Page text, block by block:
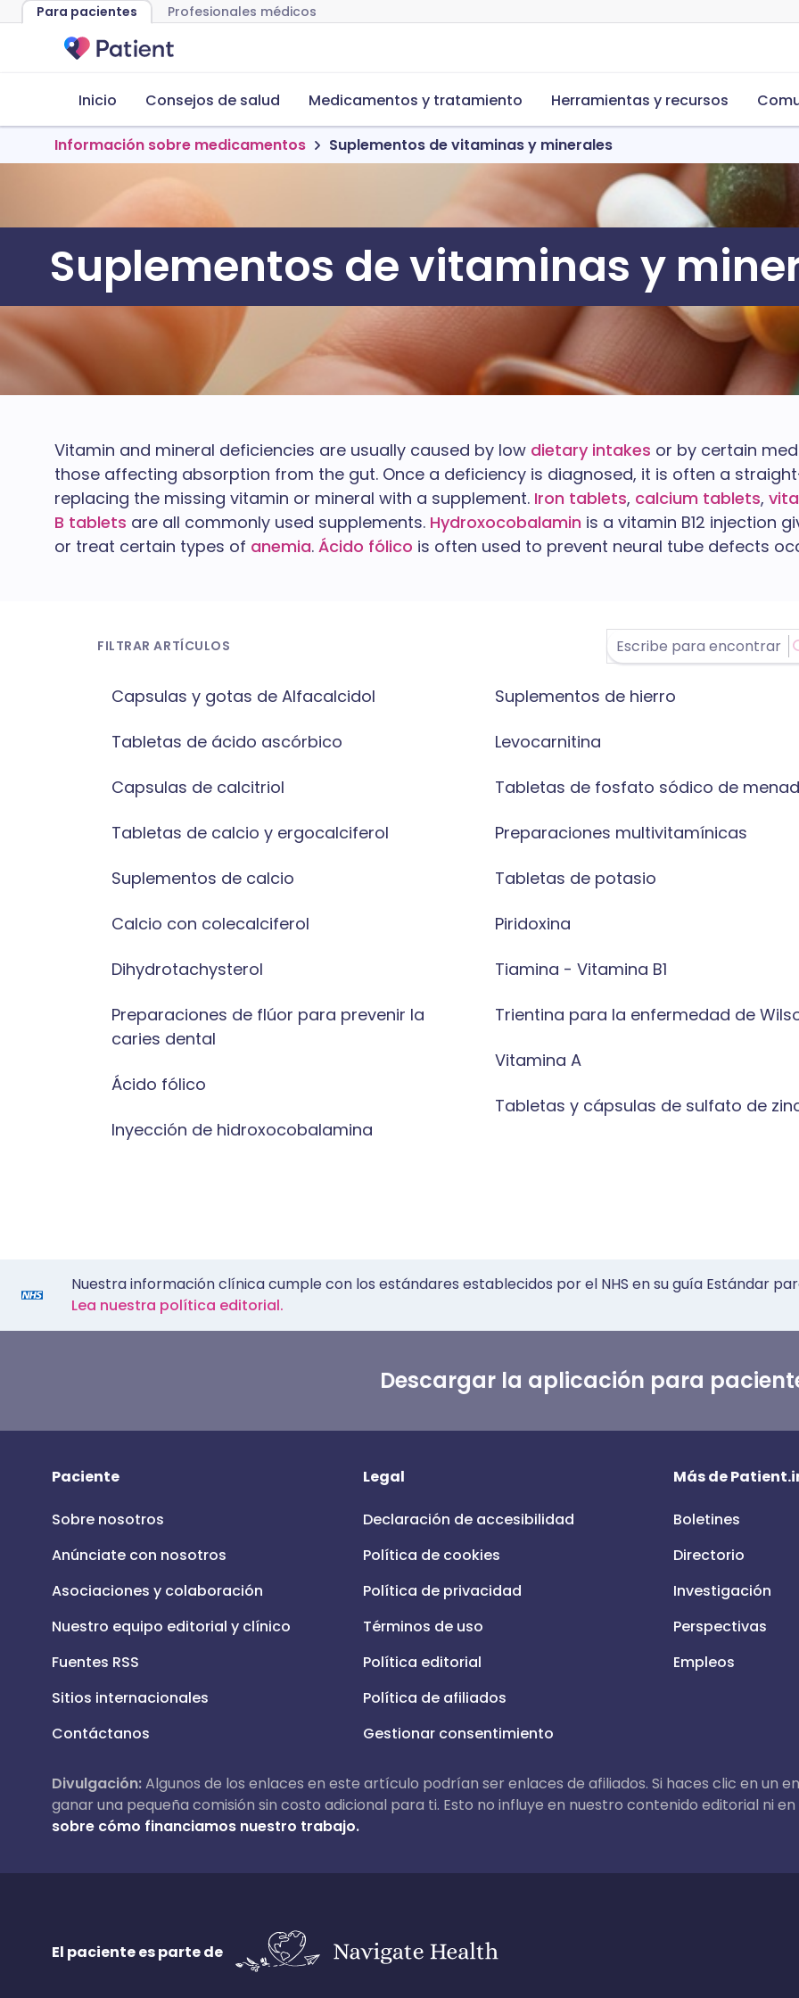
Para pacientes Profesionales médicos
Inicio Consejos de salud Medicamentos y tratamiento Herramientas y recursos
Información sobre medicamentos Suplementos de vitaminas y minerales
Suplementos de vitaminas y
Vitamin and mineral deficiencies are usually caused by low dietary intakes or by certain
those affecting absorption from the gut. Once a deficiency is diagnosed, it is often a
replacing the missing vitamin or mineral with a supplement. Iron tablets, calcium tablets,
B tablets are all commonly used supplements. Hydroxocobalamin is a vitamin B12 injection
or treat certain types of anemia. Ácido fólico is often used to prevent neural tube defects
FILTRAR ARTÍCULOS
Capsulas y gotas de Alfacalcidol
Tabletas de ácido ascórbico
Capsulas de calcitriol
Tabletas de calcio y ergocalciferol
Suplementos de calcio
Calcio con colecalciferol
Dihydrotachysterol
Preparaciones de flúor para prevenir la
caries dental
Ácido fólico
Inyección de hidroxocobalamina
Suplementos de hierro
Levocarnitina
Tabletas de fosfato sódico de
Preparaciones multivitamínicas
Tabletas de potasio
Piridoxina
Tiamina - Vitamina B1
Trientina para la enfermedad de
Vitamina A
Tabletas y cápsulas de sulfato de
Nuestra información clínica cumple con los estándares establecidos por el NHS en su guía Estándar
Lea nuestra política editorial.
Descargar la aplicación para
Paciente
Sobre nosotros
Anúnciate con nosotros
Asociaciones y colaboración
Nuestro equipo editorial y clínico
Fuentes RSS
Sitios internacionales
Contáctanos
Legal
Declaración de accesibilidad
Política de cookies
Política de privacidad
Términos de uso
Política editorial
Política de afiliados
Gestionar consentimiento
Más de
Boletines
Directorio
Investigación
Perspectivas
Empleos
Divulgación:Algunos de los enlaces en este artículo podrían ser enlaces de afiliados. Si haces clic en un
ganar una pequeña comisión sin costo adicional para ti. Esto no influye en nuestro contenido editorial ni
sobre cómo financiamos nuestro trabajo.
El paciente es parte de